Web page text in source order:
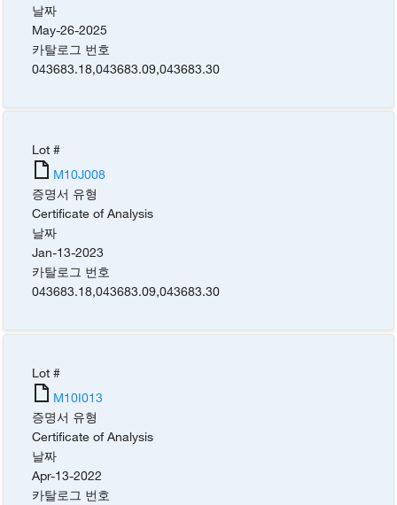
날짜
May-26-2025
카탈로그 번호
043683.18,043683.09,043683.30
Lot #
M10J008
증명서 유형
Certificate of Analysis
날짜
Jan-13-2023
카탈로그 번호
043683.18,043683.09,043683.30
Lot #
M10I013
증명서 유형
Certificate of Analysis
날짜
Apr-13-2022
카탈로그 번호